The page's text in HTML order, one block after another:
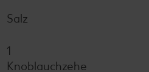
Salz
1
Knoblauchzehe